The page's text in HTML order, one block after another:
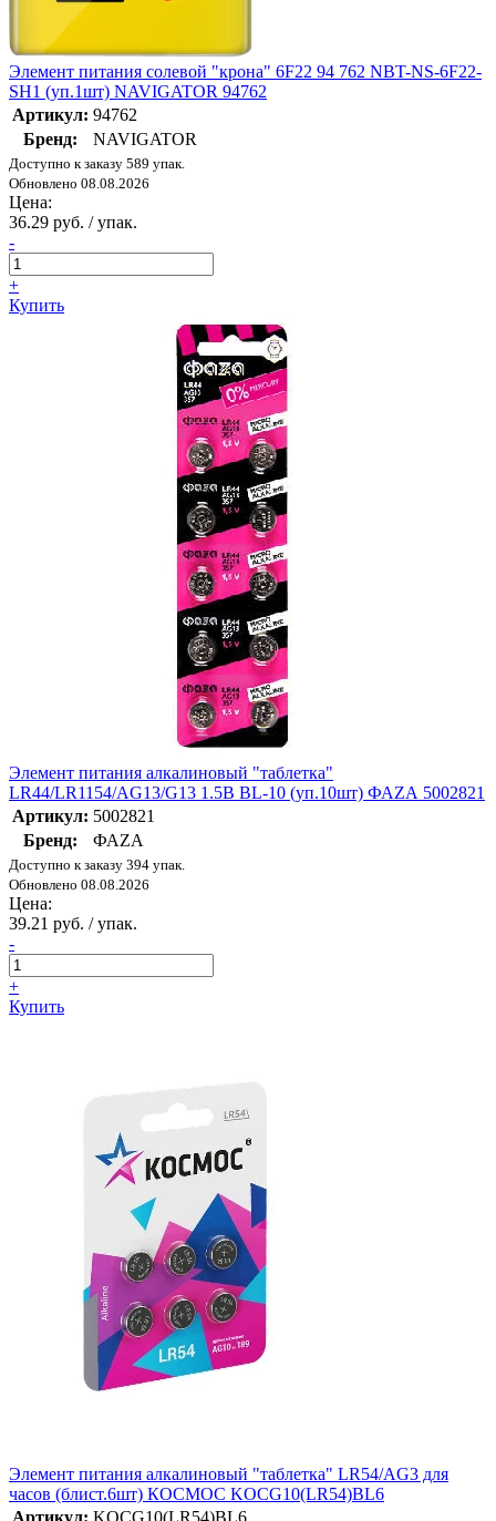
Элемент питания солевой "крона" 6F22 94 762 NBT-NS-6F22-
SH1 (уп.1шт) NAVIGATOR 94762
Артикул: 94762
Бренд:
NAVIGATOR
Доступно к заказу 589 упак.
Обновлено 08.08.2026
Цена:
36.29 руб. / упак.
-
+
Купить
Элемент питания алкалиновый "таблетка"
LR44/LR1154/AG13/G13 1.5В BL-10 (уп.10шт) ФАZА 5002821
Артикул: 5002821
Бренд:
ФАZА
Доступно к заказу 394 упак.
Обновлено 08.08.2026
Цена:
39.21 руб. / упак.
-
+
Купить
Элемент питания алкалиновый "таблетка" LR54/AG3 для
часов (блист.6шт) КОСМОС KOCG10(LR54)BL6
Артикул: KOCG10(LR54)BL6